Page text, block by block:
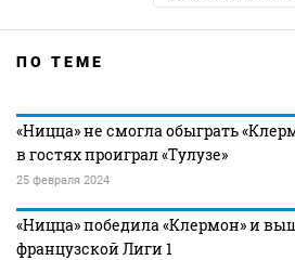
ПО ТЕМЕ
«Ницца» не смогла обыграть
в гостях проиграл «Тулузе»
25 февраля 2024
«Ницца» победила «Клермон» и
французской Лиги 1